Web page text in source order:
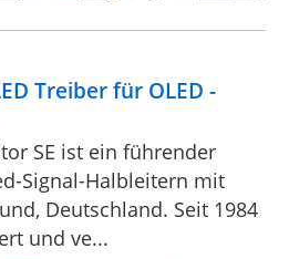
Treiber für OLED -
SE ist ein führender
Signal-Halbleitern mit
Deutschland. Seit 1984
und ve...